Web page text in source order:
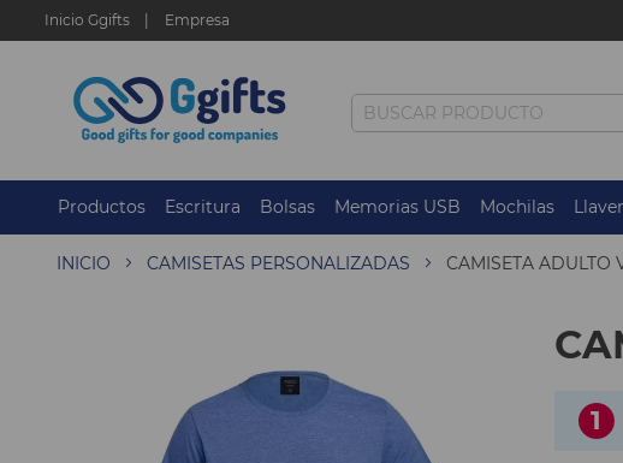
Inicio Ggifts Empresa
Productos Escritura Bolsas Memorias USB Mochilas
INICIO CAMISETAS PERSONALIZADAS CAMISETA ADULTO
1